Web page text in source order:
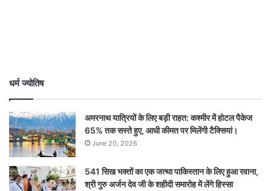
धर्म ज्योतिष
अमरनाथ यात्रियों के लिए बड़ी राहत: कश्मीर में होटल पैकेज
65% तक सस्ते हुए, आधी कीमत पर मिलेंगी टैक्सियां।
June 20, 2026
541 सिख भक्तों का एक जत्था पाकिस्तान के लिए हुआ रवाना,
श्री गुरु अर्जन देव जी के शहीदी समारोह में लेंगे हिस्सा